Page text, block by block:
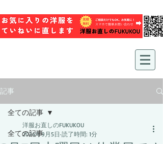
記事
全ての記事
全ての記事
洋服お直しのFUKUKOU
2024年9月5日 読了時間: 1分